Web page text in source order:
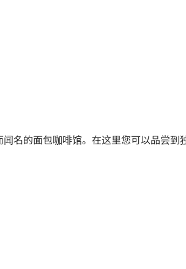
名的面包咖啡馆。在这里您可以品尝到